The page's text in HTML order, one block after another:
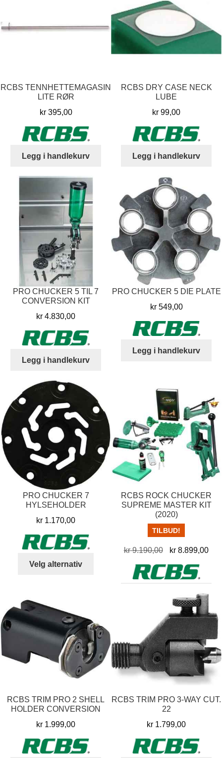
RCBS TENNHETTEMAGASIN
LITE RØR
kr395,00
Legg i handlekurv
RCBS DRY CASE NECK
LUBE
kr 99,00
Legg i handlekurv
PRO CHUCKER 5 TIL 7
CONVERSION KIT
kr 4.830,00
Legg i handlekurv
PRO CHUCKER 5 DIE PLATE
kr549,00
Legg i handlekurv
PRO CHUCKER 7
HYLSEHOLDER
kr 1.170,00
Velg alternativ
Alternativene
kan
velges
på
produktsiden
RCBS ROCK CHUCKER
SUPREME MASTER KIT
(2020)
TILBUD!
kr9.190,00
Opprinnelig
pris
var:
kr 8.899,00
Legg i handlekurv
RCBS TRIM PRO 2 SHELL
HOLDER CONVERSION
kr 1.999,00
RCBS TRIM PRO 3-WAY CUT.
22
kr 1.799,00